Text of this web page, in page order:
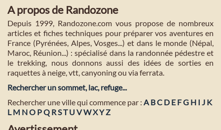
A propos de Randozone
Depuis 1999, Randozone.com vous propose de nombreux
articles et fiches techniques pour préparer vos aventures en
France (Pyrénées, Alpes, Vosges...) et dans le monde (Népal,
Maroc, Réunion...) : spécialisé dans la randonnée pédestre et
le trekking, nous donnons aussi des idées de sorties en
raquettes à neige, vtt, canyoning ou via ferrata.
Rechercher un sommet, lac, refuge...
Rechercher une ville qui commence par : A BC D E FG H I J K
L M NO PQ RST U VWXYZ